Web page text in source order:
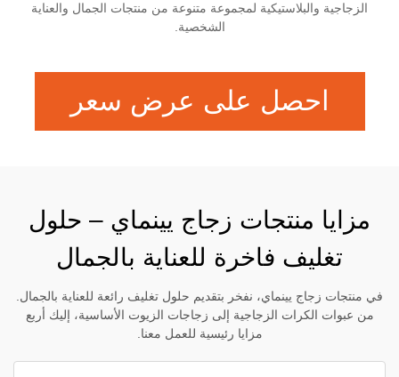
الزجاجية والبلاستيكية لمجموعة متنوعة من منتجات الجمال والعناية
الشخصية.
احصل على عرض سعر
مزايا منتجات زجاج يينماي – حلول
تغليف فاخرة للعناية بالجمال
في منتجات زجاج يينماي، نفخر بتقديم حلول تغليف رائعة للعناية بالجمال.
من عبوات الكرات الزجاجية إلى زجاجات الزيوت الأساسية، إليك أربع
مزايا رئيسية للعمل معنا.